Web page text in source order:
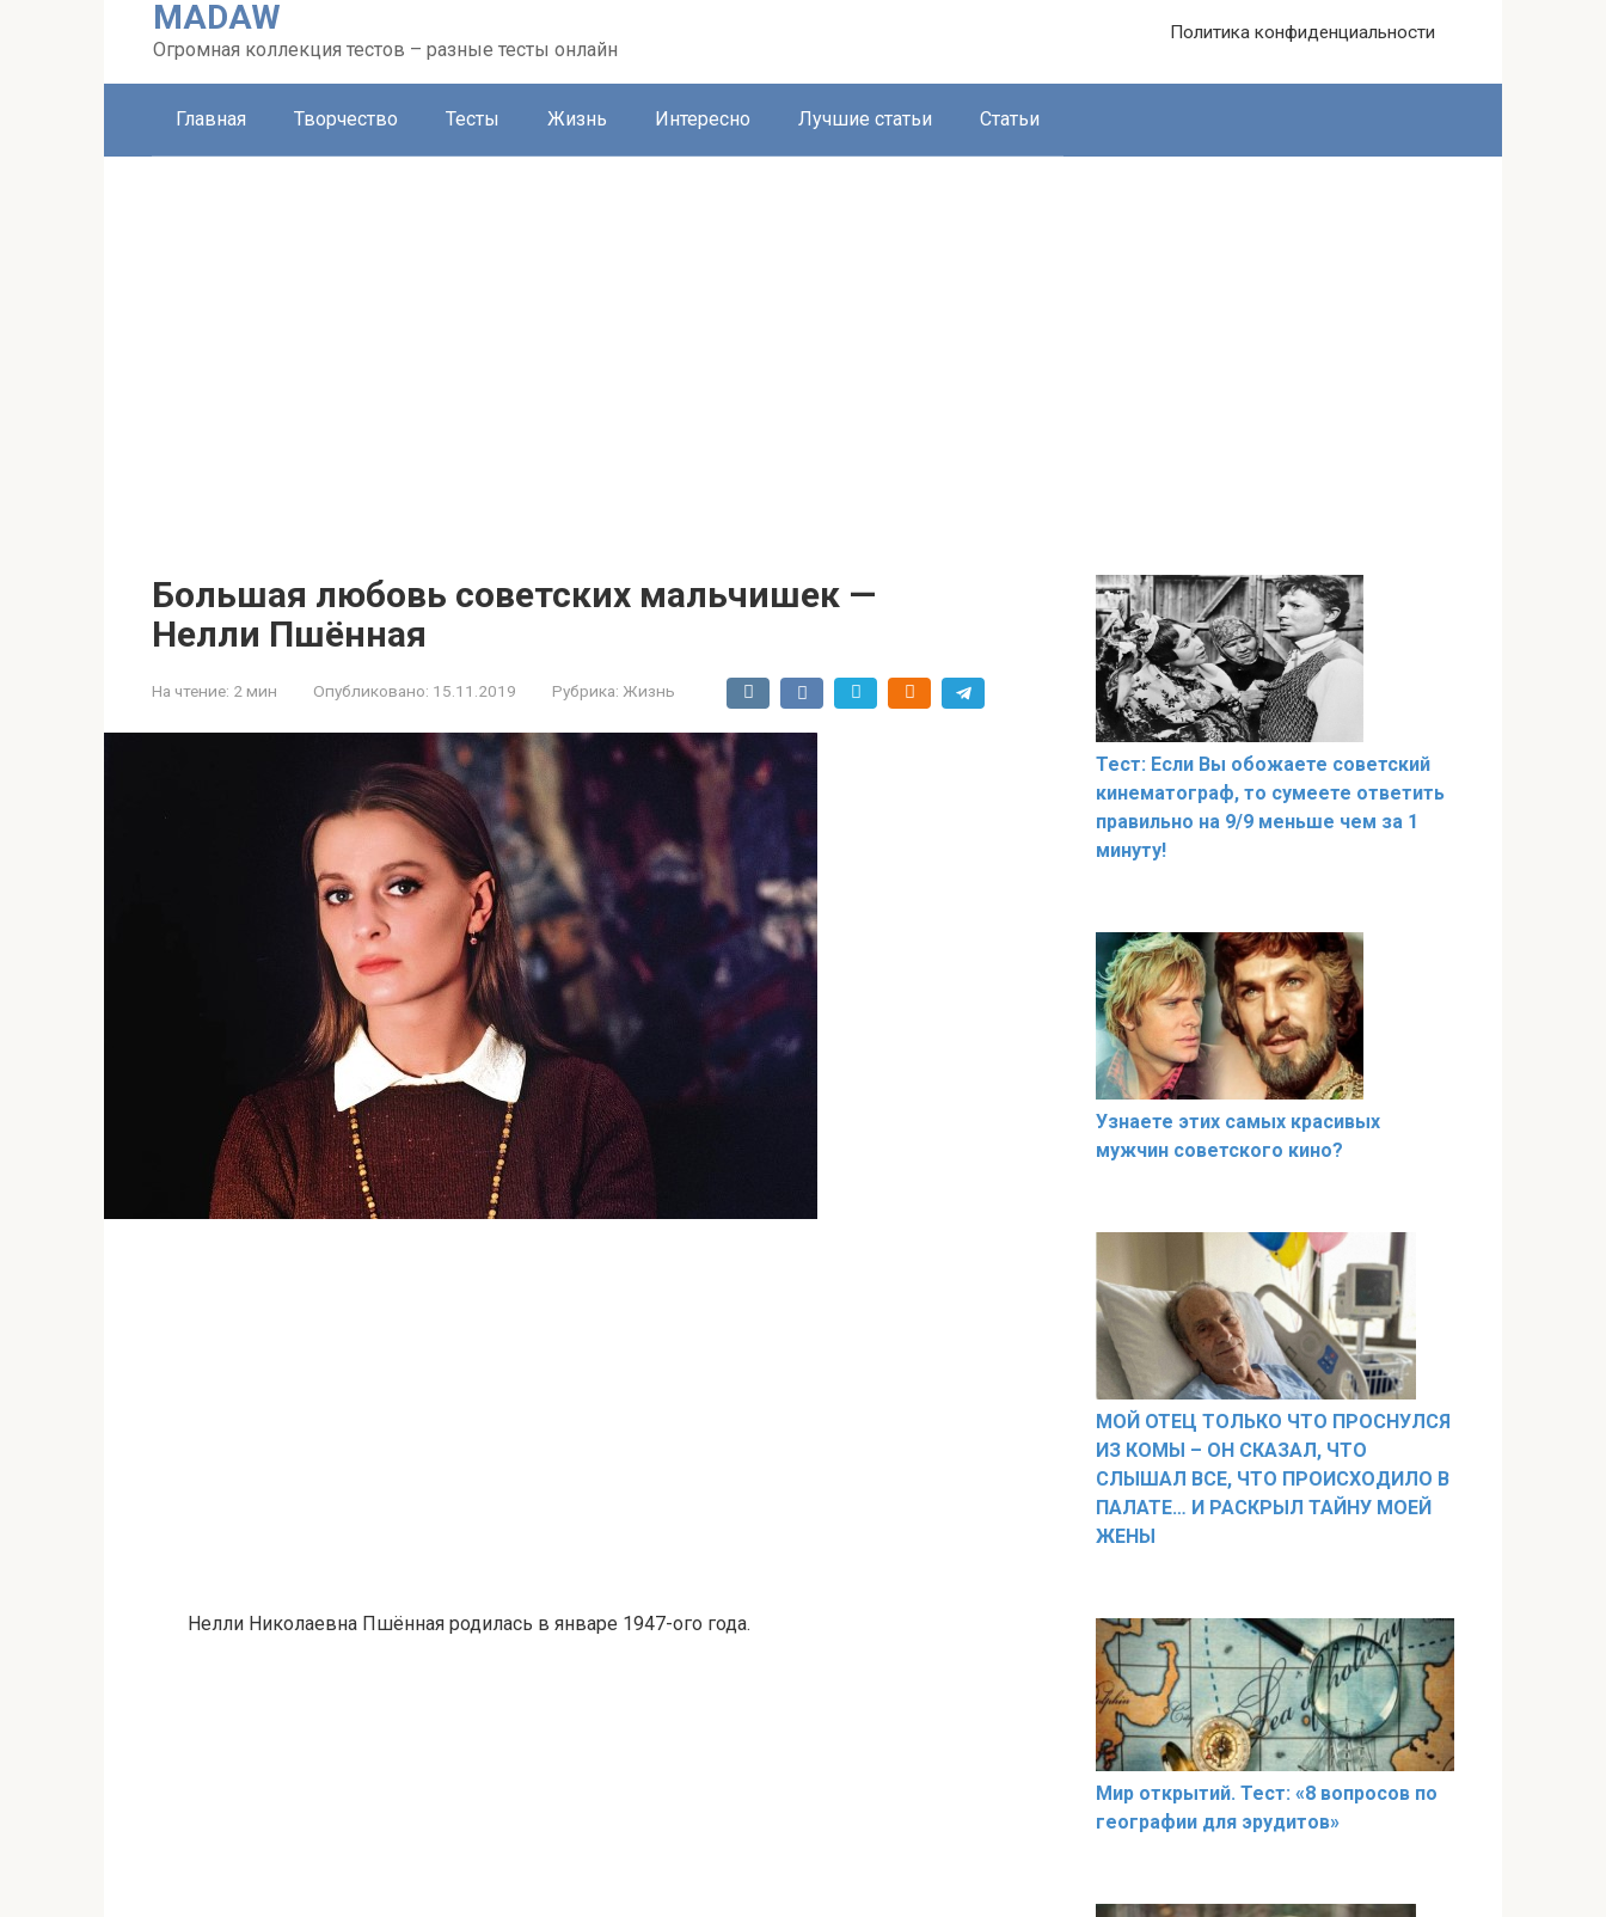
MADAW
Огромная коллекция тестов – разные тесты онлайн
Политика конфиденциальности
Главная Творчество Тесты Жизнь Интересно Лучшие статьи Статьи
Большая любовь советских мальчишек —
Нелли Пшённая
На чтение: 2 мин Опубликовано: 15.11.2019 Рубрика: Жизнь
Нелли Николаевна Пшённая родилась в январе 1947-ого года.
Тест: Если Вы обожаете советский
кинематограф, то сумеете ответить
правильно на 9/9 меньше чем за 1
минуту!
Узнаете этих самых красивых
мужчин советского кино?
МОЙ ОТЕЦ ТОЛЬКО ЧТО ПРОСНУЛСЯ
ИЗ КОМЫ – ОН СКАЗАЛ, ЧТО
СЛЫШАЛ ВСЕ, ЧТО ПРОИСХОДИЛО В
ПАЛАТЕ… И РАСКРЫЛ ТАЙНУ МОЕЙ
ЖЕНЫ
Мир открытий. Тест: «8 вопросов по
географии для эрудитов»